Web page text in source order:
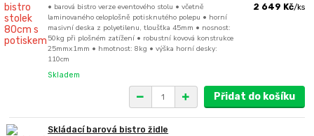
• barová bistro verze eventového stolu • včetně
laminovaného celoplošně potisknutého polepu • horní
masivní deska z polyetilenu, tloušťka 45mm • nosnost:
50kg při plošném zatížení • robustní kovová konstrukce
25mmx1mm • hmotnost: 8kg • výška horní desky:
110cm
2 649 Kč/ks
Skladem
Přidat do košíku
Skládací barová bistro židle